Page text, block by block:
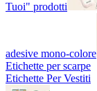
Tuoi" prodotti
adesive mono-colore
Etichette per scarpe
Etichette Per Vestiti